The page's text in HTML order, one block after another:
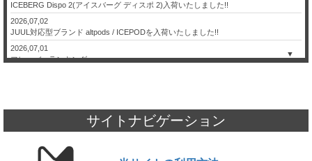
ICEBERG Dispo 2(アイスバーグ ディスポ 2)入荷いたしました!!
2026,07,02
JUUL対応型ブランド altpods / ICEPODを入荷いたしました!!
▼
2026,07,01
フレーバーランキング
JUUL本体と純正カートリッジ入荷のお知らせ
2026,06,17
サイトナビゲーション